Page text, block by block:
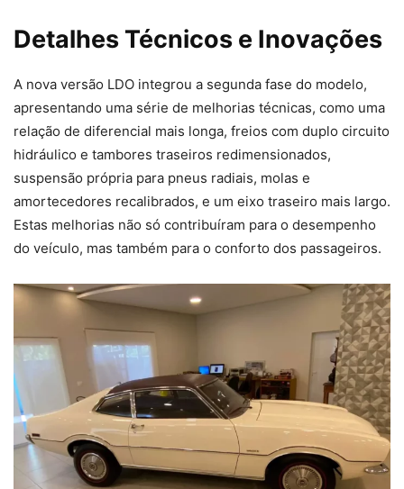
Detalhes Técnicos e Inovações
A nova versão LDO integrou a segunda fase do modelo,
apresentando uma série de melhorias técnicas, como uma
relação de diferencial mais longa, freios com duplo circuito
hidráulico e tambores traseiros redimensionados,
suspensão própria para pneus radiais, molas e
amortecedores recalibrados, e um eixo traseiro mais largo.
Estas melhorias não só contribuíram para o desempenho
do veículo, mas também para o conforto dos passageiros.